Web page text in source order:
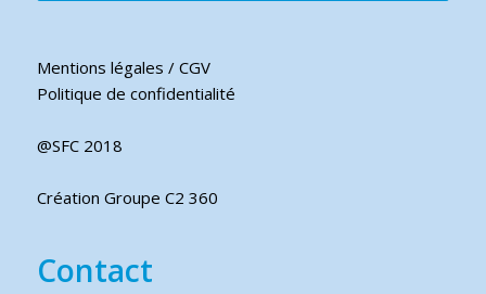
Mentions légales / CGV
Politique de confidentialité
@SFC 2018
Création Groupe C2 360
Contact